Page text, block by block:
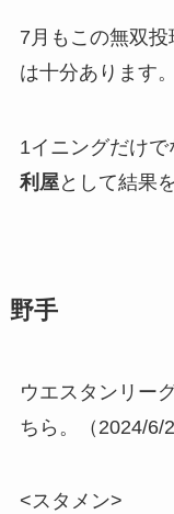
7月もこの無双
は十分あります。
1イニングだけ
利屋 として結果
野手
ウエスタンリー
ちら。（2024/6/
<スタメン>